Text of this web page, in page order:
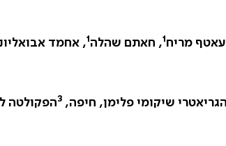
מריח 1, חאתם שהלה 1, אחמד
שיקומי פלימן, חיפה,3הפקולטה